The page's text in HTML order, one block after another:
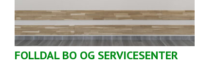
FOLLDAL BO OG SERVICESENTER